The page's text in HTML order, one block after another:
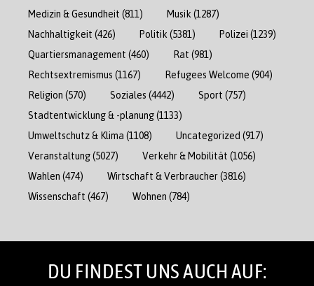
Medizin & Gesundheit (811) Musik (1287)
Nachhaltigkeit (426) Politik (5381) Polizei (1239)
Quartiersmanagement (460) Rat (981)
Rechtsextremismus (1167) Refugees Welcome (904)
Religion (570) Soziales (4442) Sport (757)
Stadtentwicklung & -planung(1133)
Umweltschutz & Klima (1108) Uncategorized (917)
Veranstaltung(5027) Verkehr & Mobilität (1056)
Wahlen (474) Wirtschaft & Verbraucher(3816)
Wissenschaft (467) Wohnen (784)
DU FINDEST UNS AUCH AUF: